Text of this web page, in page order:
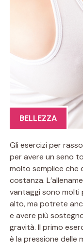
BELLEZZA
Gli esercizi per
per avere un seno
molto semplice che
costanza.
vantaggi sono molti
alto, ma potrete
e avere più
gravità. Il primo
è la pressione delle